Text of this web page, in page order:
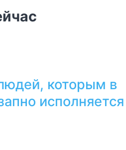
которым в
исполняется